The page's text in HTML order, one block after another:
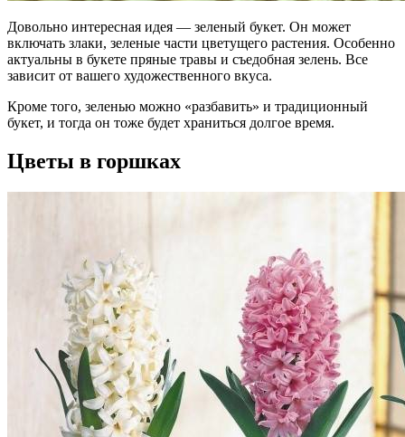
Довольно интересная идея — зеленый букет. Он может
включать злаки, зеленые части цветущего растения. Особенно
актуальны в букете пряные травы и съедобная зелень. Все
зависит от вашего художественного вкуса.
Кроме того, зеленью можно «разбавить» и традиционный
букет, и тогда он тоже будет храниться долгое время.
Цветы в горшках